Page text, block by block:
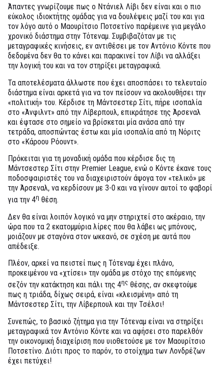
Άπαντες γνωρίζουμε πως ο Ντάνιελ Λίβι δεν είναι και ο πιο
εύκολος ιδιοκτήτης ομάδας για να δουλέψεις μαζί του και για
τον λόγο αυτό ο Μαουρίτσιο Ποτσετίνο παρέμεινε για μεγάλο
χρονικό διάστημα στην Τότεναμ. Συμβιβαζόταν με τις
μεταγραφικές κινήσεις, εν αντιθέσει με τον Αντόνιο Κόντε που
δεδομένα δεν θα το κάνει και παρακινεί τον Λίβι να αλλάξει
την λογική του και να τον στηρίξει μεταγραφικά.
Τα αποτελέσματα άλλωστε που έχει αποσπάσει το τελευταίο
διάστημα είναι αρκετά για να τον πείσουν να ακολουθήσει την
«πολιτική» του. Κέρδισε τη Μάντσεστερ Σίτι, πήρε ισοπαλία
στο «Άνφιλντ» από την Λίβερπουλ, επικράτησε της Άρσεναλ
και έφτασε στο σημείο να βρίσκεται μία ανάσα από την
τετράδα, αποσπώντας έστω και μία ισοπαλία από τη Νόριτς
στο «Κάροου Ρόουντ».
Πρόκειται για τη μοναδική ομάδα που κέρδισε δις τη
Μάντσεστερ Σίτι στην Premier League, ενώ ο Κόντε έκανε τους
ποδοσφαιριστές του να διαχειριστούν άψογα τον «τελικό» με
την Άρσεναλ, να κερδίσουν με 3-0 και να γίνουν αυτοί το φαβορί
για την 4η θέση.
Δεν θα είναι λοιπόν λογικό να μην στηριχτεί στο ακέραιο, την
ώρα που τα 2 εκατομμύρια λίρες που θα λάβει ως μπόνους,
μοιάζουν με σταγόνα στον ωκεανό, σε σχέση με αυτά που
απέδειξε.
Πλέον, αρκεί να πειστεί πως η Τότεναμ έχει πλάνο,
προκειμένου να «χτίσει» την ομάδα με στόχο της επόμενης
σεζόν την κατάκτηση και πάλι της 4ης θέσης, αν σκεφτούμε
πως η τριάδα, δίχως σειρά, είναι «κλεισμένη» από τη
Μάντσεστερ Σίτι, την Λίβερπουλ και την Τσέλσι!
Συνεπώς, το βασικό ζήτημα για την Τότεναμ είναι να στηρίξει
μεταγραφικά τον Αντόνιο Κόντε και να αφήσει στο παρελθόν
την οικονομική διαχείριση που υιοθετούσε με τον Μαουρίτσιο
Ποτσετίνο. Διότι προς το παρόν, το στοίχημα των Λονδρέζων
έχει πετύχει!